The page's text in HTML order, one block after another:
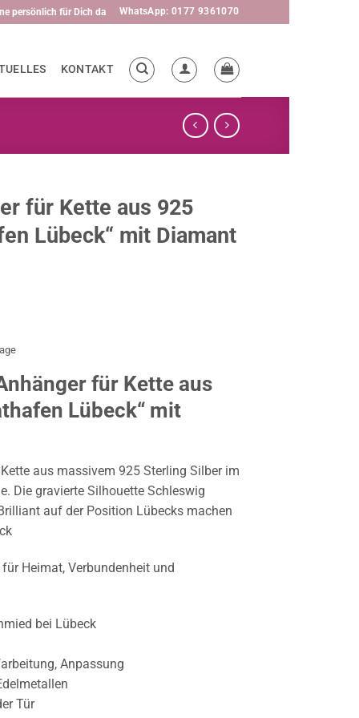
persönlich für Dich da WhatsApp: 0177 9361070
KONTAKT
für Kette aus 925
Lübeck“ mit Diamant
für Kette aus
Lübeck“ mit
aus massivem 925 Sterling Silber im
Die gravierte Silhouette Schleswig
auf der Position Lübecks machen
Heimat, Verbundenheit und
bei Lübeck
Anpassung
Tür